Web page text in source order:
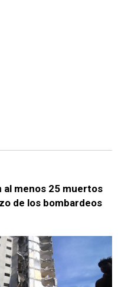
al menos 25 muertos
de los bombardeos